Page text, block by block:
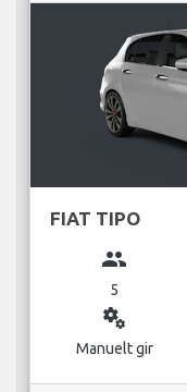
FIAT TIPO
group
5
miscellaneous_services
Manuelt gir